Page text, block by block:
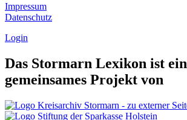
Impressum
Datenschutz
Login
Das Stormarn Lexikon ist ein
gemeinsames Projekt von